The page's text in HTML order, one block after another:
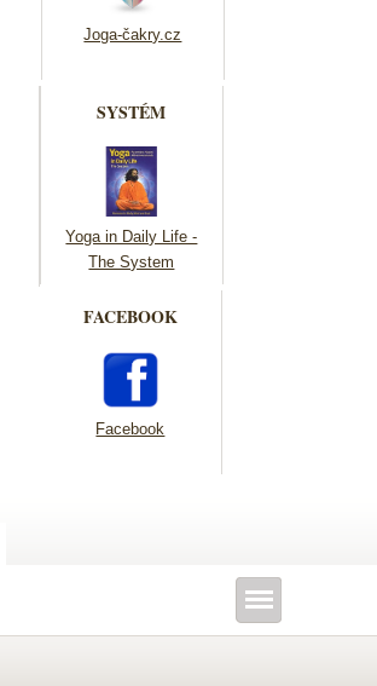
Joga-čakry.cz
SYSTÉM
Yoga in Daily Life -
The System
FACEBOOK
Facebook